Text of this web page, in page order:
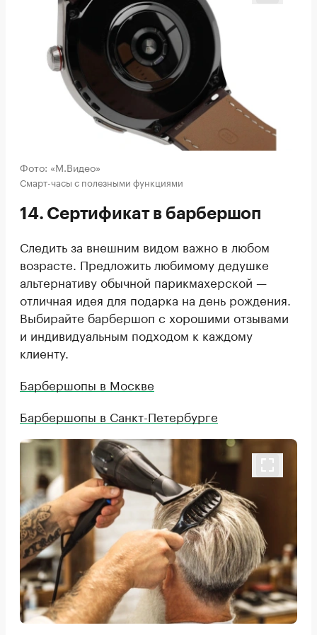
Фото: «М.Видео»
Смарт-часы с полезными функциями
14. Сертификат в барбершоп
Следить за внешним видом важно в любом
возрасте. Предложить любимому дедушке
альтернативу обычной парикмахерской —
отличная идея для подарка на день рождения.
Выбирайте барбершоп с хорошими отзывами
и индивидуальным подходом к каждому
клиенту.
Барбершопы в Москве
Барбершопы в Санкт-Петербурге